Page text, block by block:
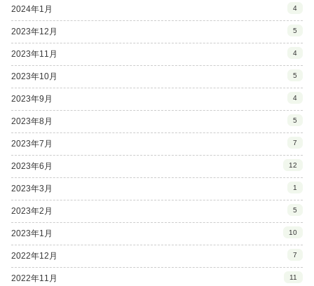
2024年1月 4
2023年12月 5
2023年11月 4
2023年10月 5
2023年9月 4
2023年8月 5
2023年7月 7
2023年6月 12
2023年3月 1
2023年2月 5
2023年1月 10
2022年12月 7
2022年11月 11